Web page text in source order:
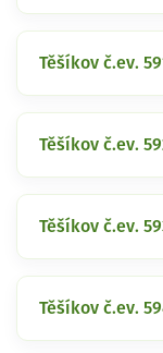
Těšíkov č.ev.
Těšíkov č.ev.
Těšíkov č.ev.
Těšíkov č.ev.